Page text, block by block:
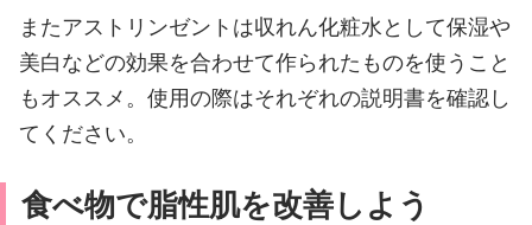
またアストリンゼントは収れん化粧水として保湿や
美白などの効果を合わせて作られたものを使うこと
もオススメ。使用の際はそれぞれの説明書を確認し
てください。
食べ物で脂性肌を改善しよう